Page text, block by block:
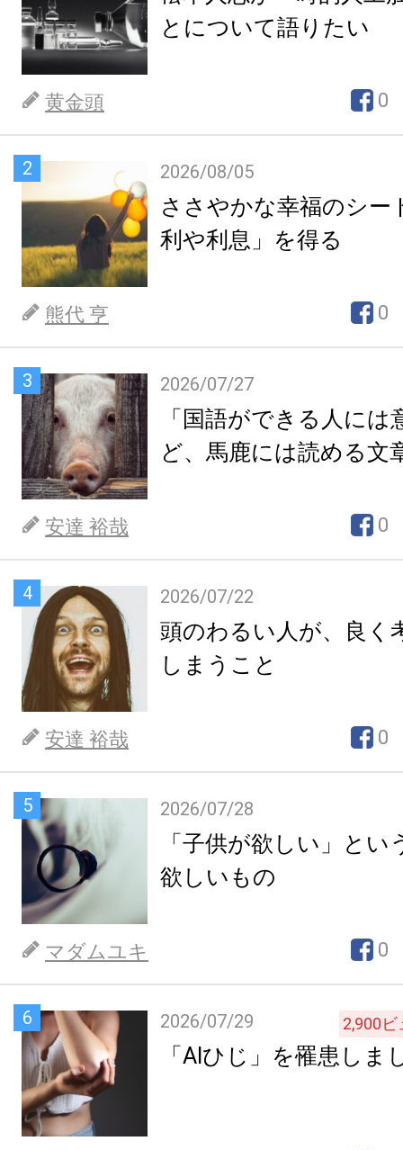
とについて語りたい
黄金頭 0
2 2026/08/05
ささやかな幸福のシー
利や利息」を得る
熊代 亨 0
3 2026/07/27
「国語ができる人には
ど、馬鹿には読める文
安達 裕哉 0
4 2026/07/22
頭のわるい人が、良く
しまうこと
安達 裕哉 0
5 2026/07/28
「子供が欲しい」とい
欲しいもの
マダムユキ 0
6 2026/07/29 2,900ビ
「AIひじ」を罹患しま